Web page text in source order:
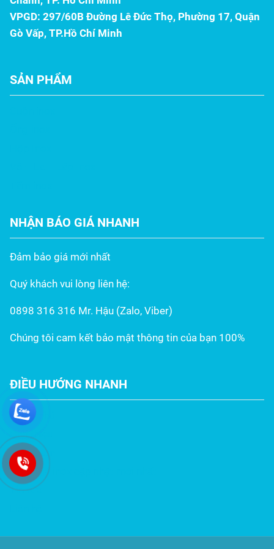
VPGD: 297/60B Đường Lê Đức Thọ, Phường 17, Quận
Gò Vấp, TP.Hồ Chí Minh
SẢN PHẨM
NHẬN BÁO GIÁ NHANH
Đảm bảo giá mới nhất
Quý khách vui lòng liên hệ:
0898 316 316 Mr. Hậu (Zalo, Viber)
Chúng tôi cam kết bảo mật thông tin của bạn 100%
ĐIỀU HƯỚNG NHANH
Trang chủ
Giới thiệu
Sản phẩm
Bảng giá inox cập nhật mới nhất
Tin tức